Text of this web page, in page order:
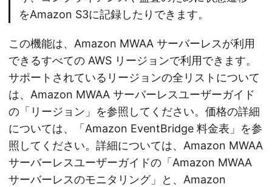
をAmazon S3に記録したりできます。
この機能は、Amazon MWAA サーバーレスが利用
できるすべての AWS リージョンで利用できます。
サポートされているリージョンの全リストについて
は、Amazon MWAA サーバーレスユーザーガイド
の「リージョン」を参照してください。価格の詳細
については、「Amazon EventBridge 料金表」を参
照してください。詳細については、Amazon MWAA
サーバーレスユーザーガイドの「Amazon MWAA
サーバーレスのモニタリング」と、Amazon